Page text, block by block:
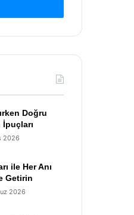
Doğru
İpuçları
2026
ile Her Anı
Getirin
2026